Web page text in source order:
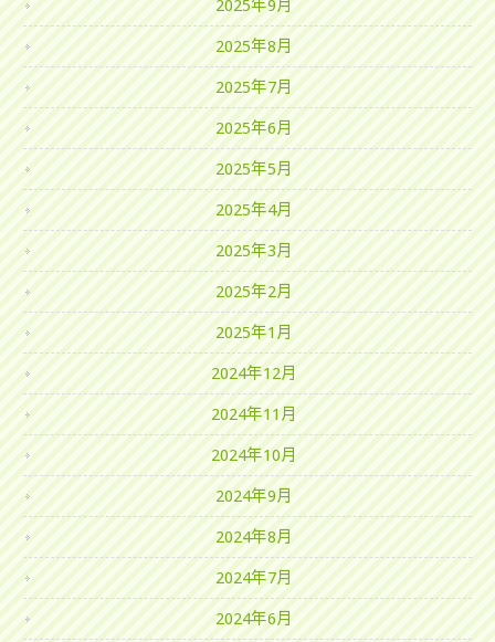
2025年9月
2025年8月
2025年7月
2025年6月
2025年5月
2025年4月
2025年3月
2025年2月
2025年1月
2024年12月
2024年11月
2024年10月
2024年9月
2024年8月
2024年7月
2024年6月